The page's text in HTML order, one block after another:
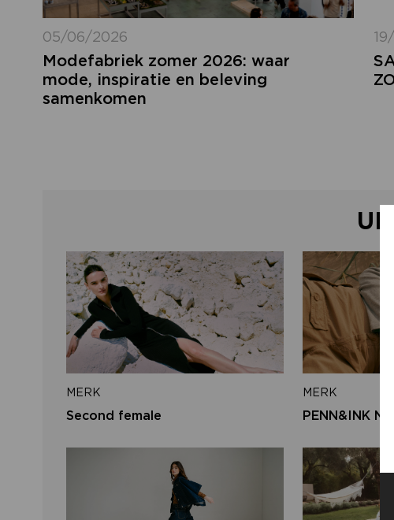
05/06/2026
Modefabriek zomer 2026: waar
mode, inspiratie en beleving
samenkomen
MERK
Second female
MERK
PENN&INK N.Y